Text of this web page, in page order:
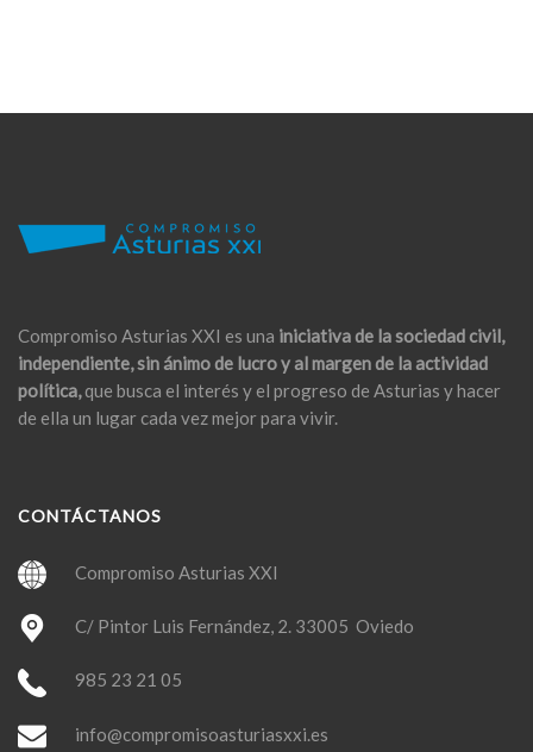
Compromiso Asturias XXI es una iniciativa de la sociedad civil,
independiente, sin ánimo de lucro y al margen de la actividad
política,que busca el interés y el progreso de Asturias y hacer
de ella un lugar cada vez mejor para vivir.
CONTÁCTANOS
Compromiso Asturias XXI
C/ Pintor Luis Fernández, 2. 33005 Oviedo
985 23 21 05
info@compromisoasturiasxxi.es